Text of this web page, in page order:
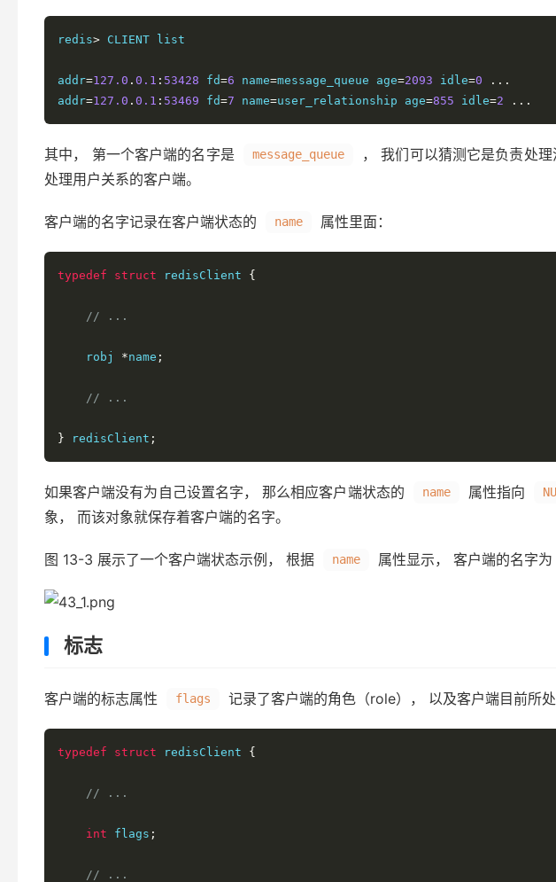
redis> CLIENT list
addr=127.0 . 0.1 : 53428 fd=6 name=message_queue age=2093 idle=0
...
addr=127.0 . 0.1 : 53469 fd=7 name=user_relationship age=855 idle=2 ...
其中， 第一个客户端的名字是 message_queue ， 我们可以猜测它是负责处
处理用户关系的客户端。
客户端的名字记录在客户端状态的 name 属性里面：
typedef struct redisClient {
// ...
    robj
*name ;
// ...
} redisClient ;
如果客户端没有为自己设置名字， 那么相应客户端状态的 name 属性指向
象， 而该对象就保存着客户端的名字。
图 13-3 展示了一个客户端状态示例， 根据 name 属性显示， 客户端的名字为
标志
客户端的标志属性 flags 记录了客户端的角色（role）， 以及客户端目前所处
typedef struct redisClient {
// ...
int flags ;
// ...